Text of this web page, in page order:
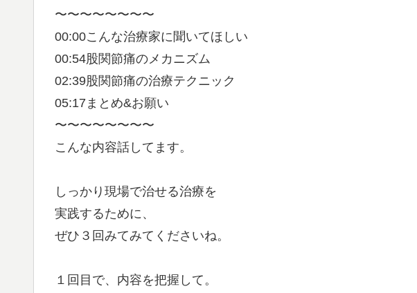
〜〜〜〜〜〜〜〜
00:00こんな治療家に聞いてほしい
00:54股関節痛のメカニズム
02:39股関節痛の治療テクニック
05:17まとめ&お願い
〜〜〜〜〜〜〜〜
こんな内容話してます。
しっかり現場で治せる治療を
実践するために、
ぜひ３回みてみてくださいね。
１回目で、内容を把握して。